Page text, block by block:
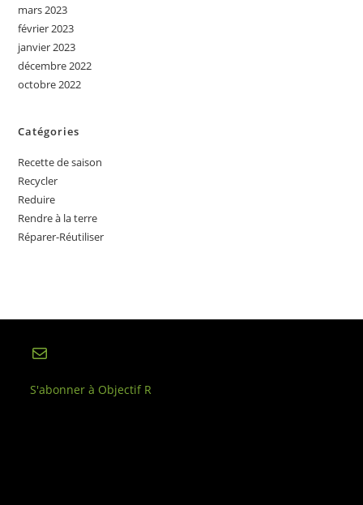
mars 2023
février 2023
janvier 2023
décembre 2022
octobre 2022
Catégories
Recette de saison
Recycler
Reduire
Rendre à la terre
Réparer-Réutiliser
E-mail
S'abonner à Objectif R